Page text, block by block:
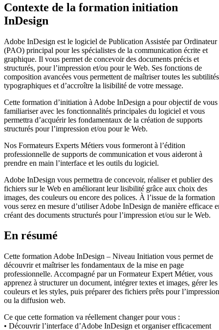
Contexte de la formation initiation
InDesign
Adobe InDesign est le logiciel de Publication Assistée par Ordinateur
(PAO) principal pour les spécialistes de la communication écrite et
graphique. Il vous permet de concevoir des documents précis et
structurés, pour l’impression et/ou pour le Web. Ses fonctions de
composition avancées vous permettent de maîtriser toutes les subtilités
typographiques et d’accroître la lisibilité de votre message.
Cette formation d’initiation à Adobe InDesign a pour objectif de vous
familiariser avec les fonctionnalités principales du logiciel et vous
permettra d’acquérir les fondamentaux de la création de supports
structurés pour l’impression et/ou pour le Web.
Nos Formateurs Experts Métiers vous formeront à l’édition
professionnelle de supports de communication et vous aideront à
prendre en main l’interface et les outils du logiciel.
Adobe InDesign vous permettra de concevoir, réaliser et publier des
fichiers sur le Web en améliorant leur lisibilité grâce aux choix des
images, des couleurs ou encore des polices. À l’issue de la formation
vous serez en mesure d’utiliser Adobe InDesign de manière efficace
créant des documents structurés pour l’impression et/ou sur le Web.
En résumé
Cette formation Adobe InDesign – Niveau Initiation vous permet de
découvrir et maîtriser les fondamentaux de la mise en page
professionnelle. Accompagné par un Formateur Expert Métier, vous
apprenez à structurer un document, intégrer textes et images, gérer les
couleurs et les styles, puis préparer des fichiers prêts pour l’impression
ou la diffusion web.
Ce que cette formation va réellement changer pour vous :
• Découvrir l’interface d’Adobe InDesign et organiser efficacement